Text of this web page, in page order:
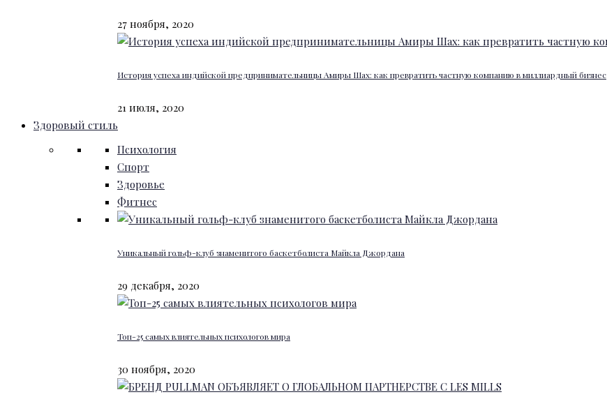
27 ноября, 2020
История успеха индийской предпринимательницы Амиры Шах: как превратить частную компанию в миллиардный бизнес
21 июля, 2020
Здоровый стиль
Психология
Спорт
Здоровье
Фитнес
Уникальный гольф-клуб знаменитого баскетболиста Майкла Джордана
29 декабря, 2020
Топ-25 самых влиятельных психологов мира
30 ноября, 2020